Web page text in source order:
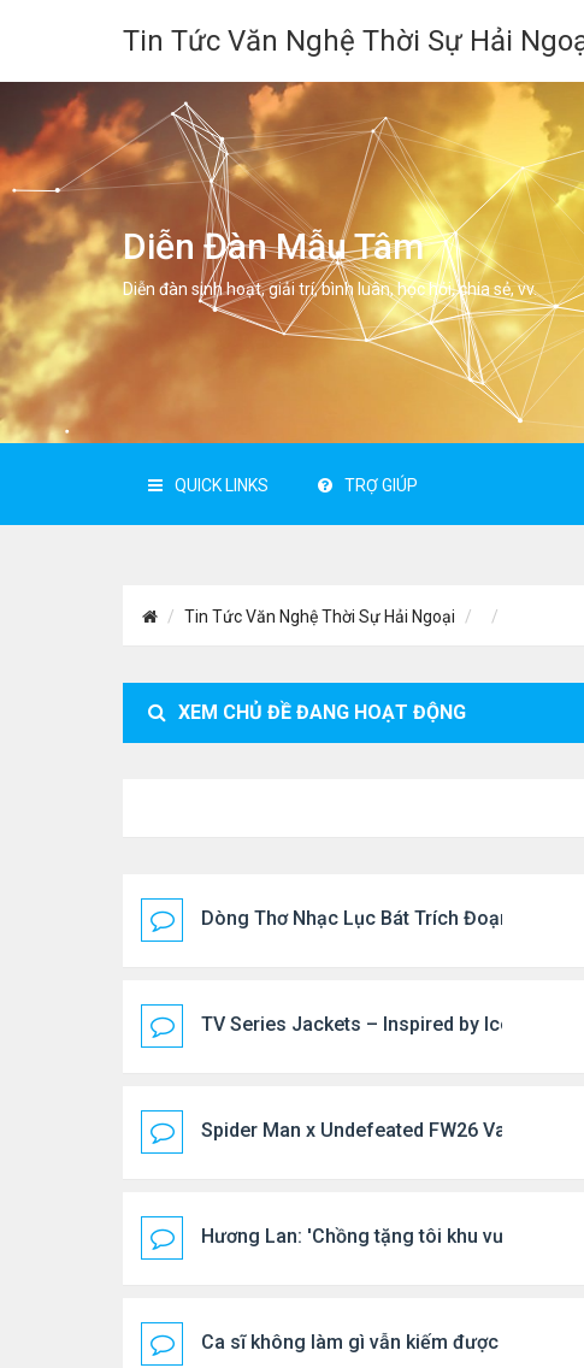
Tin Tức Văn Nghệ Thời Sự Hải
Diễn Đàn Mẫu Tâm
Diễn đàn sinh hoạt, giải trí, bình luân, học hỏi, chia sẻ, vv.
QUICK LINKS TRỢ GIÚP
Tin Tức Văn Nghệ Thời Sự Hải Ngoại
XEM CHỦ ĐỀ ĐANG HOẠT ĐỘNG
Dòng Thơ Nhạc Lục Bát Trích Đoạn - Gõ
TV Series Jackets – Inspired by Iconic
Spider Man x Undefeated FW26 Varsity
Hương Lan: 'Chồng tặng tôi khu vườn tình
Ca sĩ không làm gì vẫn kiếm được 400 triệu